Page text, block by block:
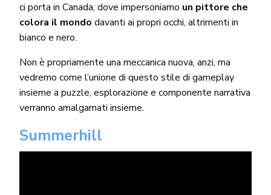
ci porta in Canada, dove impersoniamo un pittore che
colora il mondo davanti ai propri occhi, altrimenti in
bianco e nero.
Non è propriamente una meccanica nuova, anzi, ma
vedremo come l’unione di questo stile di gameplay
insieme a puzzle, esplorazione e componente narrativa
verranno amalgamati insieme.
Summerhill